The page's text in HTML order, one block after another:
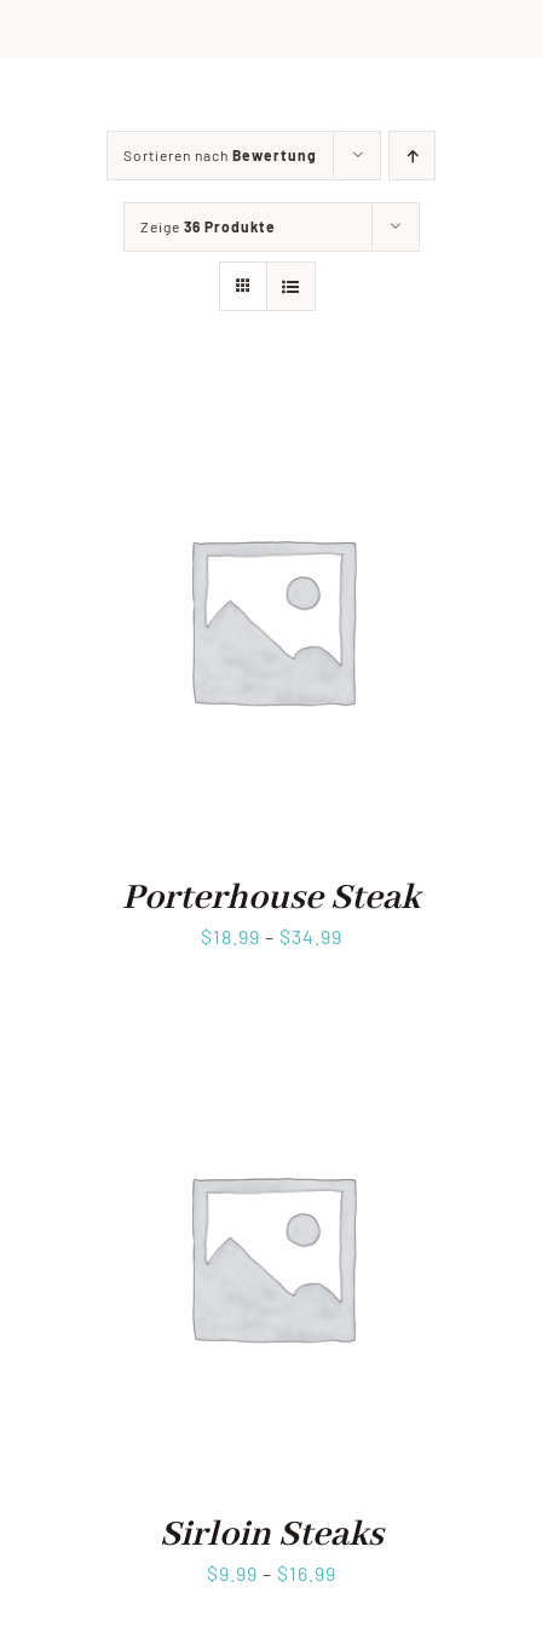
TERMINE
Mitglied werden
Sortieren nach Bewertung
Zeige 36 Produkte
Porterhouse Steak
$18.99 – $34.99
Sirloin Steaks
$9.99 – $16.99